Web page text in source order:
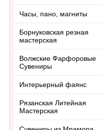
Часы, пано, магниты
Борнуковская резная
мастерская
Волжские Фарфоровые
Сувениры
Интерьерный фаянс
Рязанская Литейная
Мастерская